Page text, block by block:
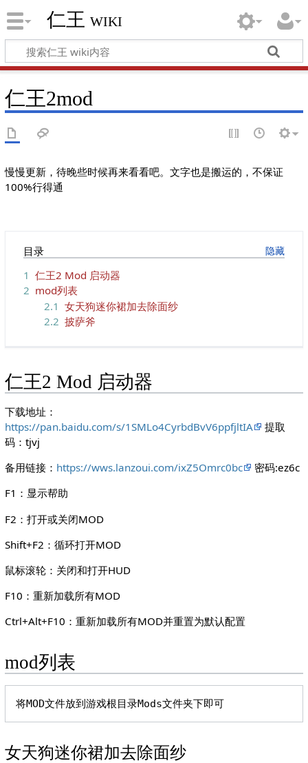
仁王 wiki
仁王2mod
慢慢更新，待晚些时候再来看看吧。文字也是搬运的，不保证
100%行得通
目录
1 仁王2 Mod 启动器
2 mod列表
2.1 女天狗迷你裙加去除面纱
2.2 披萨斧
仁王2 Mod 启动器
下载地址：
https://pan.baidu.com/s/1SMLo4CyrbdBvV6ppfjltIA
提取
码：tjvj
备用链接： https://wws.lanzoui.com/ixZ5Omrc0bc
密码:ez6c
F1：显示帮助
F2：打开或关闭MOD
Shift+F2：循环打开MOD
鼠标滚轮：关闭和打开HUD
F10：重新加载所有MOD
Ctrl+Alt+F10：重新加载所有MOD并重置为默认配置
mod列表
女天狗迷你裙加去除面纱